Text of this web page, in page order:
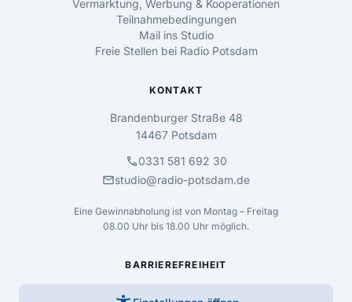
Vermarktung, Werbung & Kooperationen
Teilnahmebedingungen
Mail ins Studio
Freie Stellen bei Radio Potsdam
KONTAKT
Brandenburger Straße 48
14467 Potsdam
call0331 581 692 30
mailstudio@radio-potsdam.de
Eine Gewinnabholung ist von Montag – Freitag
08.00 Uhr bis 18.00 Uhr möglich.
BARRIEREFREIHEIT